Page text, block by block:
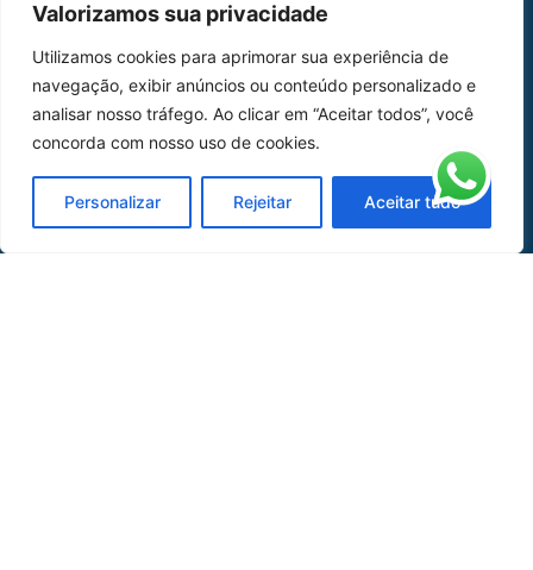
Valorizamos sua privacidade
Utilizamos cookies para aprimorar sua experiência de
navegação, exibir anúncios ou conteúdo personalizado e
analisar nosso tráfego. Ao clicar em “Aceitar todos”, você
concorda com nosso uso de cookies.
Personalizar Rejeitar Aceitar tudo
Home
Peças
Catálogo de Aplicações
Oficina de Mangueiras